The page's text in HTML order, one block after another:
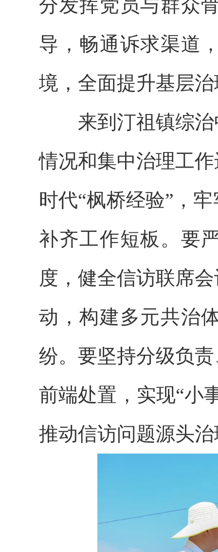
分发挥党员与群众
导，畅通诉求渠道
境，全面提升基层
来到汀祖镇综
情况和集中治理工
时代“枫桥经验”，
补齐工作短板。要
度，健全信访联席
动，构建多元共治
纷。要坚持分级负
前端处置，实现“小
推动信访问题源头